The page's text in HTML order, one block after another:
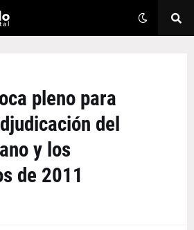
pleno para
del
y los
de 2011